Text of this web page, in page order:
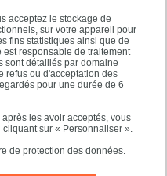
acceptez le stockage de
sur votre appareil pour
fins statistiques ainsi que de
responsable de traitement
sont détaillés par domaine
refus ou d'acceptation des
pour une durée de 6
les avoir acceptés, vous
sur « Personnaliser ».
de protection des données.